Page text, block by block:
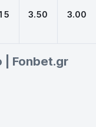
3.50 3.00
| Fonbet.gr